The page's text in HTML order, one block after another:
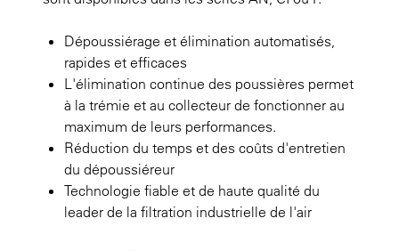
Dépoussiérage et élimination automatisés,
rapides et efficaces
L'élimination continue des poussières permet
à la trémie et au collecteur de fonctionner au
maximum de leurs performances.
Réduction du temps et des coûts d'entretien
du dépoussiéreur
Technologie fiable et de haute qualité du
leader de la filtration industrielle de l'air